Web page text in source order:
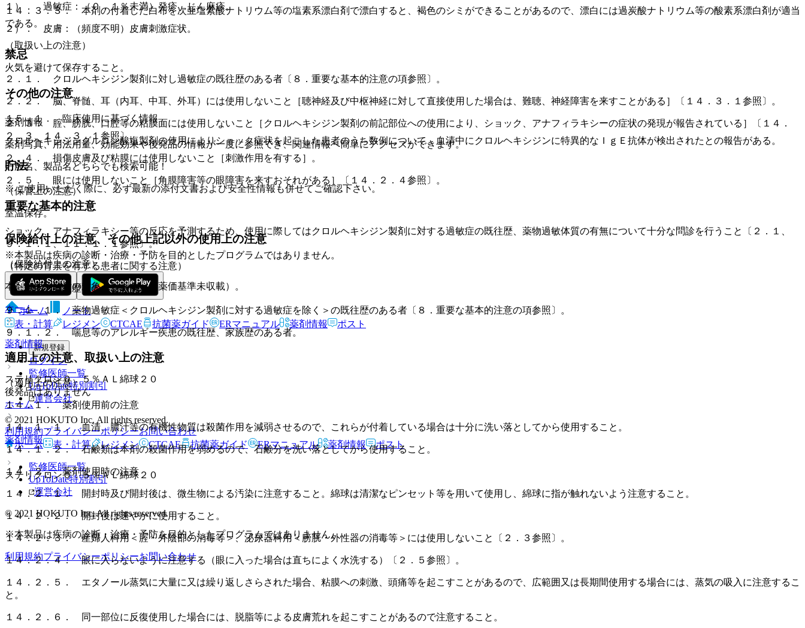
１４．３．３． 本剤の付着した白布を次亜塩素酸ナトリウム等の塩素系漂白剤で漂白すると、褐色のシミができることがあるので、漂白には過炭酸ナトリウム等の酸素系漂白剤が適当
である。
（取扱い上の注意）
火気を避けて保存すること。
その他の注意
１５．１． 臨床使用に基づく情報
クロルヘキシジングルコン酸塩製剤の使用によりショック症状を起こした患者のうち数例について、血清中にクロルヘキシジンに特異的なＩｇＥ抗体が検出されたとの報告がある。
貯法
（保管上の注意）
室温保存。
保険給付上の注意、その他上記以外の使用上の注意
（保険給付上の注意）
本剤は保険給付の対象とならない（薬価基準未収載）。
ホーム
薬剤情報
ステリクロン０．５％ＡＬ綿球２０
後発品はありません
ホーム
薬剤情報
ステリクロン０．５％ＡＬ綿球２０
１）． 過敏症：（０．１％未満）発疹、じん麻疹。
２）． 皮膚：（頻度不明）皮膚刺激症状。
禁忌
２．１． クロルヘキシジン製剤に対し過敏症の既往歴のある者〔８．重要な基本的注意の項参照〕。
２．２． 脳、脊髄、耳（内耳、中耳、外耳）には使用しないこと［聴神経及び中枢神経に対して直接使用した場合は、難聴、神経障害を来すことがある］〔１４．３．１参照〕。
２．３． 腟、膀胱、口腔等の粘膜面には使用しないこと［クロルヘキシジン製剤の前記部位への使用により、ショック、アナフィラキシーの症状の発現が報告されている］〔１４．
２．３、１４．３．１参照〕。
２．４． 損傷皮膚及び粘膜には使用しないこと［刺激作用を有する］。
２．５． 眼には使用しないこと［角膜障害等の眼障害を来すおそれがある］〔１４．２．４参照〕。
重要な基本的注意
ショック、アナフィラキシー等の反応を予測するため、使用に際してはクロルヘキシジン製剤に対する過敏症の既往歴、薬物過敏体質の有無について十分な問診を行うこと〔２．１、
９．１．１、１１．１．１参照〕。
（特定の背景を有する患者に関する注意）
（合併症・既往歴等のある患者）
９．１．１． 薬物過敏症＜クロルヘキシジン製剤に対する過敏症を除く＞の既往歴のある者〔８．重要な基本的注意の項参照〕。
９．１．２． 喘息等のアレルギー疾患の既往歴、家族歴のある者。
適用上の注意、取扱い上の注意
（適用上の注意）
１４．１． 薬剤使用前の注意
１４．１．１． 血清、膿汁等の有機性物質は殺菌作用を減弱させるので、これらが付着している場合は十分に洗い落としてから使用すること。
１４．１．２． 石鹸類は本剤の殺菌作用を弱めるので、石鹸分を洗い落としてから使用すること。
１４．２． 薬剤使用時の注意
１４．２．１． 開封時及び開封後は、微生物による汚染に注意すること。綿球は清潔なピンセット等を用いて使用し、綿球に指が触れないよう注意すること。
１４．２．２． 開封後は速やかに使用すること。
１４．２．３． 産婦人科用＜腟・外陰部の消毒等＞、泌尿器科用＜膀胱・外性器の消毒等＞には使用しないこと〔２．３参照〕。
１４．２．４． 眼に入らないように注意する（眼に入った場合は直ちによく水洗する）〔２．５参照〕。
１４．２．５． エタノール蒸気に大量に又は繰り返しさらされた場合、粘膜への刺激、頭痛等を起こすことがあるので、広範囲又は長期間使用する場合には、蒸気の吸入に注意するこ
と。
１４．２．６． 同一部位に反復使用した場合には、脱脂等による皮膚荒れを起こすことがあるので注意すること。
薬剤情報
薬剤写真、用法用量、効能効果や後発品の情報が一度に参照でき、関連情報へ簡単にアクセスができます。
一般名、製品名どちらでも検索可能！
※ ご使用いただく際に、必ず最新の添付文書および安全性情報も併せてご確認下さい。
※本製品は疾病の診断・治療・予防を目的としたプログラムではありません。
ホーム
ノート
表・計算
レジメン CTCAE 抗菌薬ガイド ERマニュアル 薬剤情報 ポスト
新規登録
ログイン
監修医師一覧
UpToDate特別割引
運営会社
© 2021 HOKUTO Inc. All rights reserved.
利用規約プライバシーポリシーお問い合わせ
ホーム
表・計算 レジメン CTCAE 抗菌薬ガイド ERマニュアル 薬剤情報 ポスト
監修医師一覧
UpToDate特別割引
運営会社
© 2021 HOKUTO Inc. All rights reserved.
※本製品は疾病の診断・治療・予防を目的としたプログラムではありません。
利用規約プライバシーポリシーお問い合わせ